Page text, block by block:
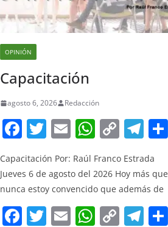
OPINIÓN
Capacitación
agosto 6, 2026 Redacción
F
a
c
e
b
T
itt
er
E
m
ai
l
W
at
s
A
C
p
y
Li
T
el
e
gr
a
Capacitación Por: Raúl Franco Estrada
Jueves 6 de agosto del 2026 Hoy más que
nunca estoy convencido que además de
F T E W C T